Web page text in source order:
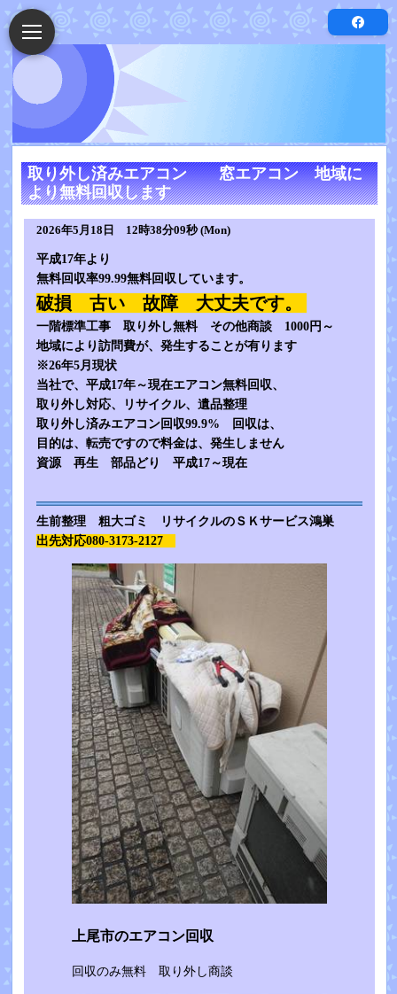
取り外し済みエアコン 窓エアコン 地域に
より無料回収します
2026年5月18日 12時38分09秒 (Mon)
平成17年より
無料回収率99.99無料回収しています。
破損 古い 故障 大丈夫です。
一階標準工事 取り外し無料 その他商談 1000円～
地域により訪問費が、発生することが有ります
※26年5月現状
当社で、平成17年～現在エアコン無料回収、
取り外し対応、リサイクル、遺品整理
取り外し済みエアコン回収99.9% 回収は、
目的は、転売ですので料金は、発生しません
資源 再生 部品どり 平成17～現在
生前整理 粗大ゴミ リサイクルのＳＫサービス鴻巣
出先対応080-3173-2127
上尾市のエアコン回収
回収のみ無料 取り外し商談